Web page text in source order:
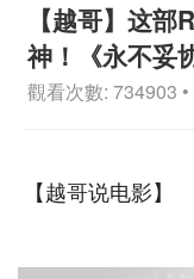
【越哥】这
神！《永不妥
觀看次數: 734903
【越哥说电影】